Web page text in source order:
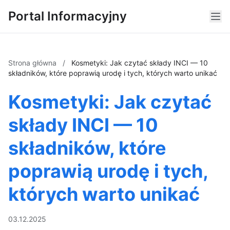
Portal Informacyjny
Strona główna /
Kosmetyki: Jak czytać składy INCI — 10
składników, które poprawią urodę i tych, których warto unikać
Kosmetyki: Jak czytać
składy INCI — 10
składników, które
poprawią urodę i tych,
których warto unikać
03.12.2025